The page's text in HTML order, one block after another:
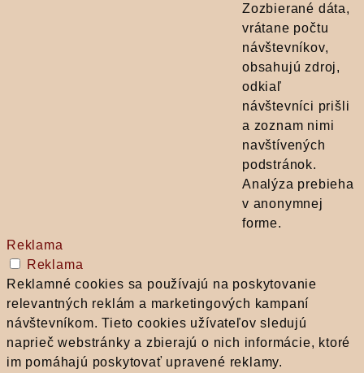
Zozbierané dáta,
vrátane počtu
návštevníkov,
obsahujú zdroj,
odkiaľ
návštevníci prišli
a zoznam nimi
navštívených
podstránok.
Analýza prebieha
v anonymnej
forme.
Reklama
Reklama
Reklamné cookies sa používajú na poskytovanie
relevantných reklám a marketingových kampaní
návštevníkom. Tieto cookies užívateľov sledujú
naprieč webstránky a zbierajú o nich informácie, ktoré
im pomáhajú poskytovať upravené reklamy.